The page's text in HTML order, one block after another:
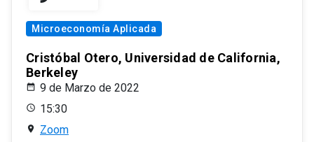
Microeconomía Aplicada
Cristóbal Otero, Universidad de California,
Berkeley
9 de Marzo de 2022
15:30
Zoom